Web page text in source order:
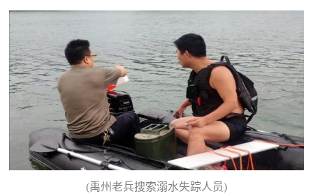
务
文
化
国
防
红
色
文
旅
关
(禹州老兵搜索溺水失踪人员)